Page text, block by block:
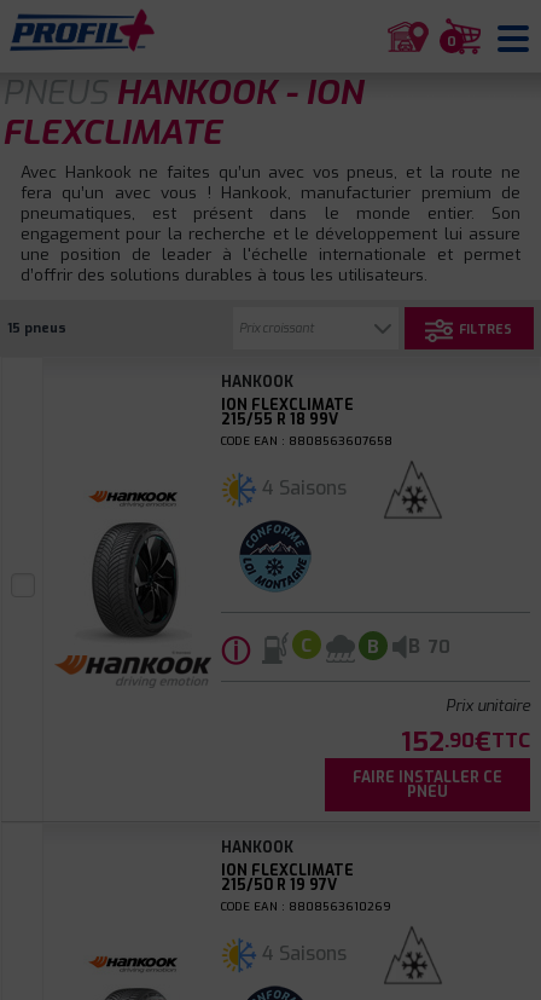
0
PNEUS HANKOOK - ION
FLEXCLIMATE
Avec Hankook ne faites qu’un avec vos pneus, et la route ne
fera qu’un avec vous ! Hankook, manufacturier premium de
pneumatiques, est présent dans le monde entier. Son
engagement pour la recherche et le développement lui assure
une position de leader à l'échelle internationale et permet
d’offrir des solutions durables à tous les utilisateurs.
15 pneus FILTRES
HANKOOK
ION FLEXCLIMATE
215/55 R 18 99V
CODE EAN : 8808563607658
4 Saisons
ⓘ C B B 70
Prix unitaire
152.90€TTC
FAIRE INSTALLER CE
PNEU
HANKOOK
ION FLEXCLIMATE
215/50 R 19 97V
CODE EAN : 8808563610269
4 Saisons